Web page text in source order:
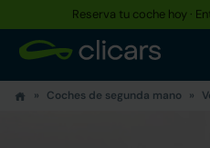
Reserva tu coche hoy ·
Coches de segunda mano